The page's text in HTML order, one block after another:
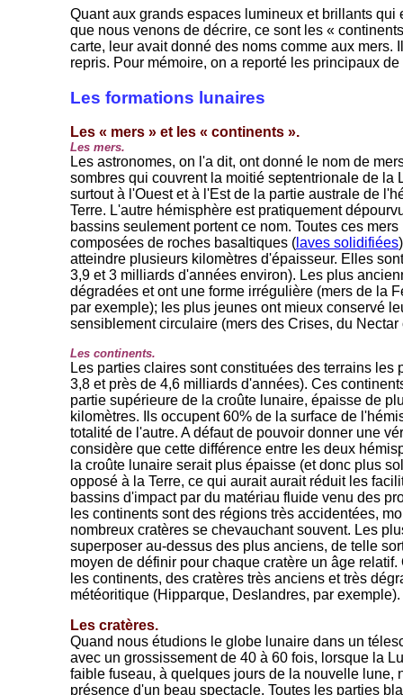
Quant aux grands espaces lumineux et brillants qui
que nous venons de décrire, ce sont les «
carte, leur avait donné des noms comme aux mers.
repris. Pour mémoire, on a reporté les principaux
Les formations lunaires
Les « mers » et les « continents ».
Les mers.
Les astronomes, on l'a dit, ont donné le nom de
sombres qui couvrent la moitié septentrionale de la
surtout à l'Ouest et à l'Est de la partie australe de
Terre. L'autre hémisphère est pratiquement
bassins seulement portent ce nom. Toutes ces
composées de roches basaltiques ( laves solidifiées
atteindre plusieurs kilomètres d'épaisseur. Elles
3,9 et 3 milliards d'années environ). Les plus
dégradées et ont une forme irrégulière (mers de la
par exemple); les plus jeunes ont mieux conservé
sensiblement circulaire (mers des Crises, du
Les continents.
Les parties claires sont constituées des terrains les
3,8 et près de 4,6 milliards d'années). Ces
partie supérieure de la croûte lunaire, épaisse de
kilomètres. Ils occupent 60% de la surface de
totalité de l'autre. A défaut de pouvoir donner une
considère que cette différence entre les deux
la croûte lunaire serait plus épaisse (et donc plus
opposé à la Terre, ce qui aurait aurait réduit les
bassins d'impact par du matériau fluide venu des
les continents sont des régions très accidentées,
nombreux cratères se chevauchant souvent. Les
superposer au-dessus des plus anciens, de telle
moyen de définir pour chaque cratère un âge
les continents, des cratères très anciens et très
météoritique (Hipparque, Deslandres, par exemple).
Les cratères.
Quand nous étudions le globe lunaire dans un
avec un grossissement de 40 à 60 fois, lorsque la
faible fuseau, à quelques jours de la nouvelle lune,
présence d'un beau spectacle. Toutes les parties